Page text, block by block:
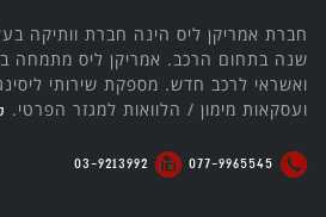
שנה בתחום הרכב. אמריקן ליס מתמחה
ואשראי לרכב חדש. מספקת שירותי
ועסקאות מימון / הלוואות למגזר הפרטי.